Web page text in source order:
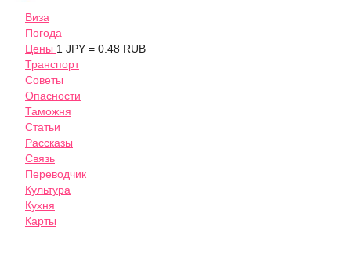
Виза
Погода
Цены 1 JPY = 0.48 RUB
Транспорт
Советы
Опасности
Таможня
Статьи
Рассказы
Связь
Переводчик
Культура
Кухня
Карты